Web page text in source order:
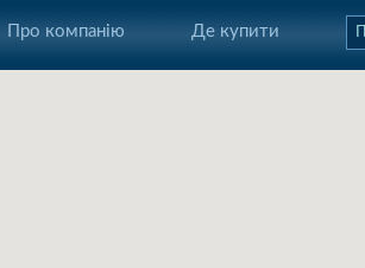
Про компанію Де купити